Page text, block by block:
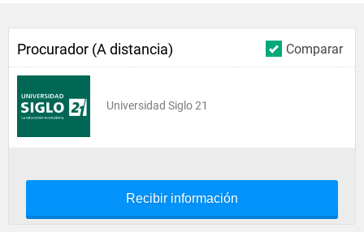
Comparar
Procurador (A distancia)
Universidad Siglo 21
Recibir información